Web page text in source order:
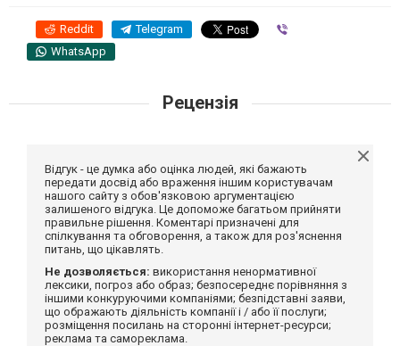
Reddit Telegram
WhatsApp
Рецензія
Відгук - це думка або оцінка людей, які бажають
передати досвід або враження іншим користувачам
нашого сайту з обов'язковою аргументацією
залишеного відгука. Це допоможе багатьом прийняти
правильне рішення. Коментарі призначені для
спілкування та обговорення, а також для роз'яснення
питань, що цікавлять.
Не дозволяється: використання ненормативної
лексики, погроз або образ; безпосереднє порівняння з
іншими конкуруючими компаніями; безпідставні заяви,
що ображають діяльність компанії і / або її послуги;
розміщення посилань на сторонні інтернет-ресурси;
реклама та самореклама.